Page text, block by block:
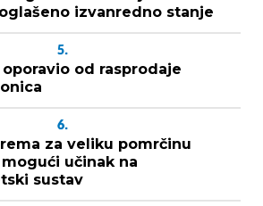
izvanredno stanje
5.
od rasprodaje
6.
za veliku pomrčinu
učinak na
sustav